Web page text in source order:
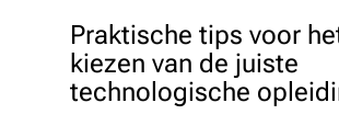
Praktische tips voor
kiezen van de juiste
technologische